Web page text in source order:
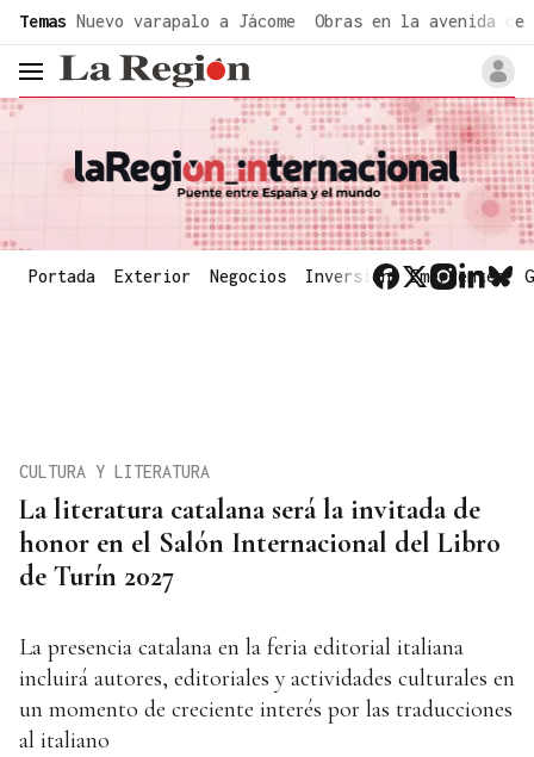
Temas Nuevo varapalo a Jácome Obras en la avenida de
header.menu.open
Portada Exterior Negocios Inversión Emergentes
La literatura catalana será la invitada de
honor en el Salón Internacional del Libro
de Turín 2027
CULTURA Y LITERATURA
La presencia catalana en la feria editorial italiana
incluirá autores, editoriales y actividades culturales en
un momento de creciente interés por las traducciones
al italiano